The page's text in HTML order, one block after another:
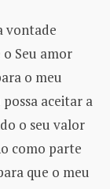
vontade
Seu amor
o meu
aceitar a
o seu valor
como parte
que o meu